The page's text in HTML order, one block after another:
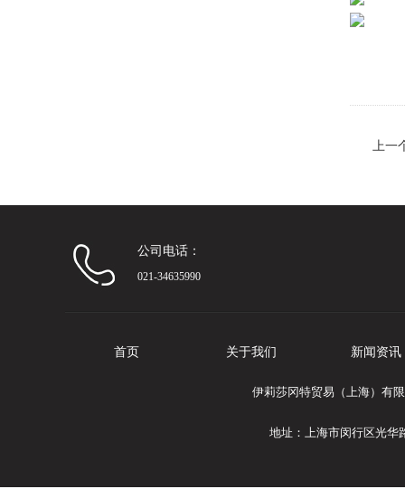
上一
公司电话：
021-34635990
首页 关于我们 新闻资讯
伊莉莎冈特贸易（上海）有
地址：上海市闵行区光